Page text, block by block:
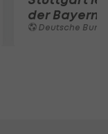
der Bayern
Deutsche